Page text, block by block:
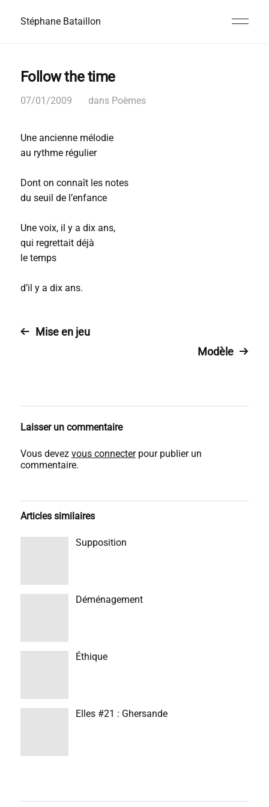
Stéphane Bataillon
Follow the time
07/01/2009 dans Poèmes
Une ancienne mélodie
au rythme régulier
Dont on connaît les notes
du seuil de l’enfance
Une voix, il y a dix ans,
qui regrettait déjà
le temps
d’il y a dix ans.
Mise en jeu
Modèle
Laisser un commentaire
Vous devez vous connecterpour publier un
commentaire.
Articles similaires
Supposition
Déménagement
Éthique
Elles #21 : Ghersande